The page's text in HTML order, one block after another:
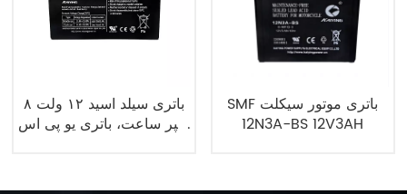
باتری سیلد اسید ۱۲ ولت ۸
آمپر ساعت، باتری یو پی اس
SMF باتری موتور سیکلت
12N3A-BS 12V3AH